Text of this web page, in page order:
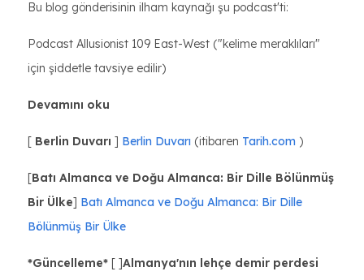
Bu blog gönderisinin ilham kaynağı şu podcast'ti:
Podcast Allusionist 109 East-West ("kelime meraklıları"
için şiddetle tavsiye edilir)
Devamını oku
[ Berlin Duvarı ] Berlin Duvarı (itibaren Tarih.com )
[Batı Almanca ve Doğu Almanca: Bir Dille Bölünmüş
Bir Ülke] Batı Almanca ve Doğu Almanca: Bir Dille
Bölünmüş Bir Ülke
*Güncelleme* [ ]Almanya'nın lehçe demir perdesi